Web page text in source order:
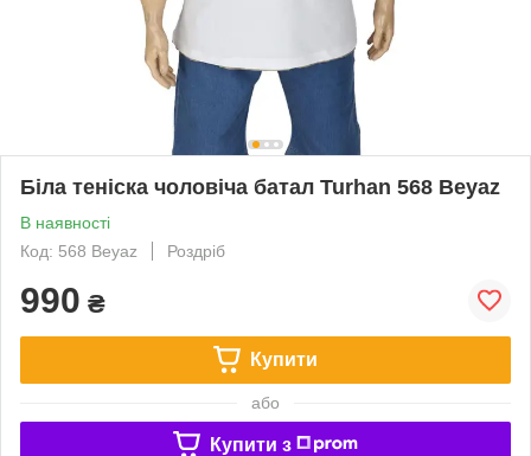
Біла теніска чоловіча батал Turhan 568 Beyaz
В наявності
Код: 568 Beyaz
Роздріб
990 ₴
Купити
або
Купити з